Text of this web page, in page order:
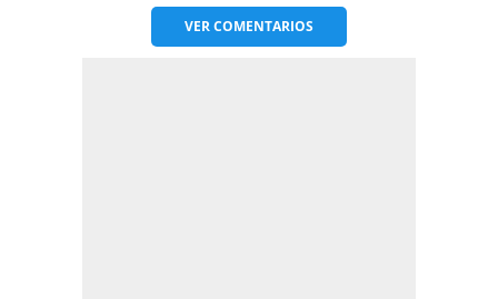
VERCOMENTARIOS